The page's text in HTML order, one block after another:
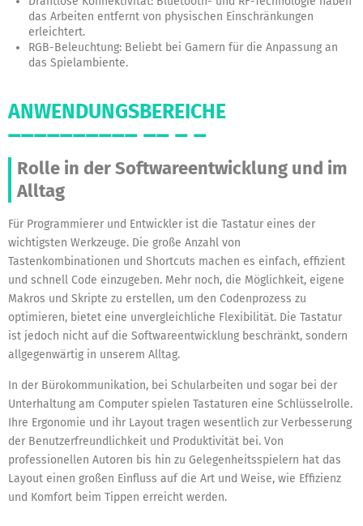
das Arbeiten entfernt von physischen Einschränkungen
erleichtert.
RGB-Beleuchtung: Beliebt bei Gamern für die Anpassung an
das Spielambiente.
ANWENDUNGSBEREICHE
Rolle in der Softwareentwicklung und im
Alltag
Für Programmierer und Entwickler ist die Tastatur eines der
wichtigsten Werkzeuge. Die große Anzahl von
Tastenkombinationen und Shortcuts machen es einfach, effizient
und schnell Code einzugeben. Mehr noch, die Möglichkeit, eigene
Makros und Skripte zu erstellen, um den Codenprozess zu
optimieren, bietet eine unvergleichliche Flexibilität. Die Tastatur
ist jedoch nicht auf die Softwareentwicklung beschränkt, sondern
allgegenwärtig in unserem Alltag.
In der Bürokommunikation, bei Schularbeiten und sogar bei der
Unterhaltung am Computer spielen Tastaturen eine Schlüsselrolle.
Ihre Ergonomie und ihr Layout tragen wesentlich zur Verbesserung
der Benutzerfreundlichkeit und Produktivität bei. Von
professionellen Autoren bis hin zu Gelegenheitsspielern hat das
Layout einen großen Einfluss auf die Art und Weise, wie Effizienz
und Komfort beim Tippen erreicht werden.